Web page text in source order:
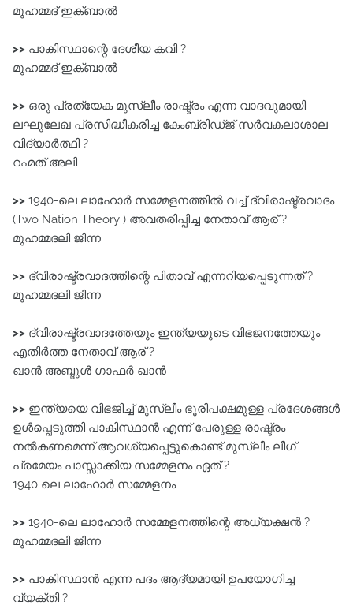
മുഹമ്മദ് ഇക്ബാൽ
>> പാകിസ്ഥാന്റെ ദേശീയ കവി ?
മുഹമ്മദ് ഇക്ബാൽ
>> ഒരു പ്രത്യേക മുസ്ലീം രാഷ്ട്രം എന്ന വാദവുമായി
ലഘുലേഖ പ്രസിദ്ധീകരിച്ച കേംബ്രിഡ്ജ്‌ സർവകലാശാല
വിദ്യാർത്ഥി ?
റഹ്മത്‌ അലി
>> 1940-ലെ ലാഹോർ സമ്മേളനത്തിൽ വച്ച്‌ ദ്വിരാഷ്ട്രവാദം
(Two Nation Theory ) അവതരിപ്പിച്ച നേതാവ്‌ ആര് ?
മുഹമ്മദലി ജിന്ന
>> ദ്വിരാഷ്ട്രവാദത്തിന്റെ പിതാവ്‌ എന്നറിയപ്പെടുന്നത് ?
മുഹമ്മദലി ജിന്ന
>> ദ്വിരാഷ്ട്രവാദത്തേയും ഇന്ത്യയുടെ വിഭജനത്തേയും
എതിർത്ത നേതാവ്‌ ആര് ?
ഖാൻ അബ്ദുൾ ഗാഫർ ഖാൻ
>> ഇന്ത്യയെ വിഭജിച്ച്‌ മുസ്ലീം ഭൂരിപക്ഷമുള്ള പ്രദേശങ്ങൾ
ഉൾപ്പെടുത്തി പാകിസ്ഥാൻ എന്ന്‌ പേരുള്ള രാഷ്ട്രം
നൽകണമെന്ന്‌ ആവശ്യപ്പെട്ടുകൊണ്ട്‌ മുസ്ലീം ലീഗ്‌
പ്രമേയം പാസ്സാക്കിയ സമ്മേളനം ഏത് ?
1940 ലെ ലാഹോർ സമ്മേളനം
>> 1940-ലെ ലാഹോർ സമ്മേളനത്തിന്റെ അധ്യക്ഷൻ ?
മുഹമ്മദലി ജിന്ന
>> പാകിസ്ഥാൻ എന്ന പദം ആദ്യമായി ഉപയോഗിച്ച
വ്യക്തി ?